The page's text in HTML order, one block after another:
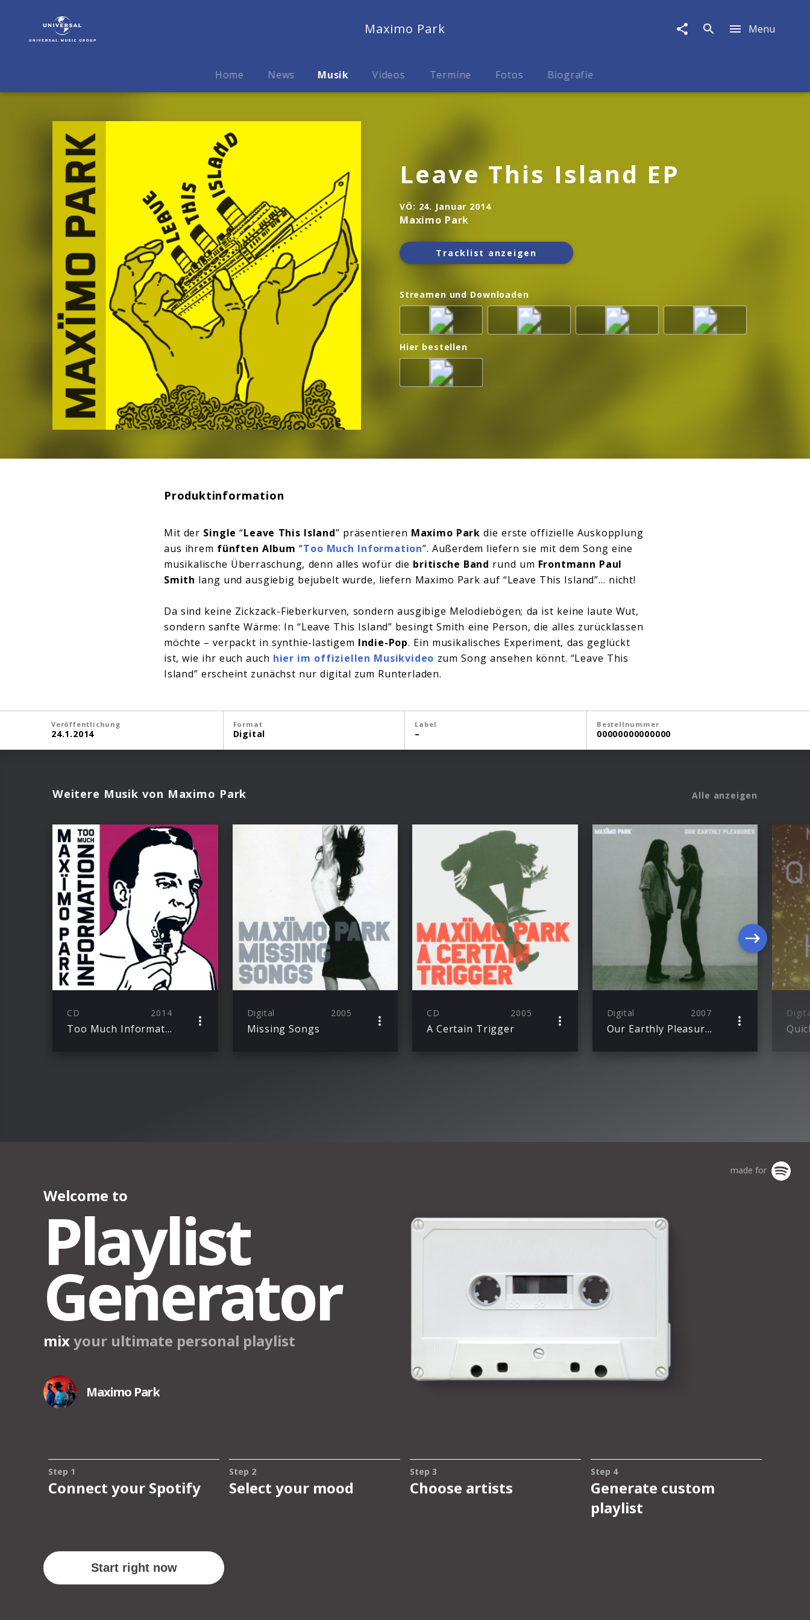
This
Maximo Park Menu
Home News Musik Videos Termine Fotos Biografie
Leave This Island EP
VÖ: 24. Januar 2014
Maximo Park
Tracklist anzeigen
Streamen und Downloaden
Hier bestellen
Produktinformation
Mit der Single “Leave This Island” präsentieren Maximo Park die erste offizielle Auskopplung
aus ihrem fünften Album “Too Much Information”. Außerdem liefern sie mit dem Song eine
musikalische Überraschung, denn alles wofür die britische Band rund um Frontmann Paul
Smith lang und ausgiebig bejubelt wurde, liefern Maximo Park auf “Leave This Island”… nicht!
Da sind keine Zickzack-Fieberkurven, sondern ausgibige Melodiebögen; da ist keine laute Wut,
sondern sanfte Wärme: In “Leave This Island” besingt Smith eine Person, die alles zurücklassen
möchte – verpackt in synthie-lastigem Indie-Pop. Ein musikalisches Experiment, das geglückt
ist, wie ihr euch auch hier im offiziellen Musikvideo zum Song ansehen könnt. “Leave This
Island” erscheint zunächst nur digital zum Runterladen.
Veröffentlichung
24.1.2014
Format
Digital
Label
–
Bestellnummer
00000000000000
Weitere Musik von Maximo Park Alle anzeigen
CD 2014
Too Much Information
Digital 2005
Missing Songs
CD 2005
A Certain Trigger
Digital 2007
Our Earthly Pleasures